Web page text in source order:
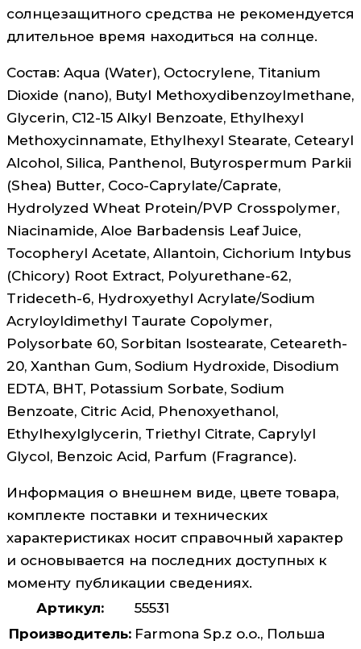
солнцезащитного средства не рекомендуется
длительное время находиться на солнце.
Состав: Aqua (Water), Octocrylene, Titanium
Dioxide (nano), Butyl Methoxydibenzoylmethane,
Glycerin, C12-15 Alkyl Benzoate, Ethylhexyl
Methoxycinnamate, Ethylhexyl Stearate, Cetearyl
Alcohol, Silica, Panthenol, Butyrospermum Parkii
(Shea) Butter, Coco-Caprylate/Caprate,
Hydrolyzed Wheat Protein/PVP Crosspolymer,
Niacinamide, Aloe Barbadensis Leaf Juice,
Tocopheryl Acetate, Allantoin, Cichorium Intybus
(Chicory) Root Extract, Polyurethane-62,
Trideceth-6, Hydroxyethyl Acrylate/Sodium
Acryloyldimethyl Taurate Copolymer,
Polysorbate 60, Sorbitan Isostearate, Ceteareth-
20, Xanthan Gum, Sodium Hydroxide, Disodium
EDTA, BHT, Potassium Sorbate, Sodium
Benzoate, Citric Acid, Phenoxyethanol,
Ethylhexylglycerin, Triethyl Citrate, Caprylyl
Glycol, Benzoic Acid, Parfum (Fragrance).
Информация о внешнем виде, цвете товара,
комплекте поставки и технических
характеристиках носит справочный характер
и основывается на последних доступных к
моменту публикации сведениях.
Артикул:
55531
Производитель: Farmona Sp.z o.o., Польша